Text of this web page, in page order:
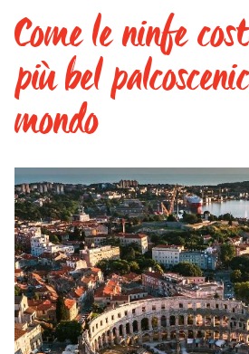
Come le ninfe
più bel
mondo